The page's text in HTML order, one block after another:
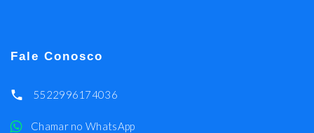
Fale Conosco
5522996174036
Chamar no WhatsApp